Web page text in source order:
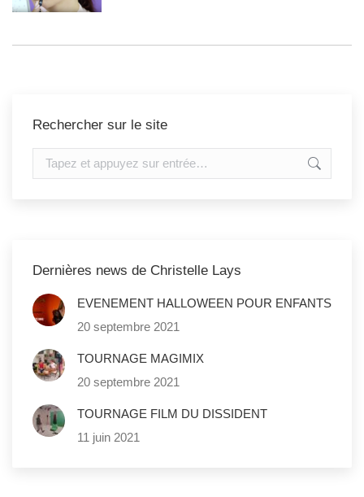
Rechercher sur le site
Recherche
:
Dernières news de Christelle Lays
EVENEMENT HALLOWEEN POUR ENFANTS
20 septembre 2021
TOURNAGE MAGIMIX
20 septembre 2021
TOURNAGE FILM DU DISSIDENT
11 juin 2021